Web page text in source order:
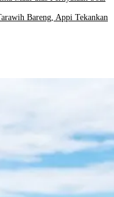
Bareng, Appi Tekankan